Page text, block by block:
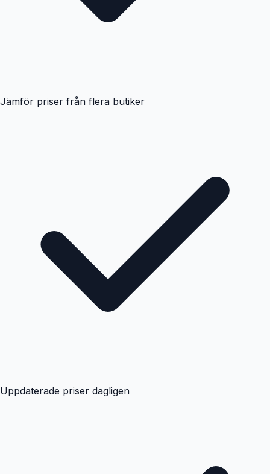
Jämför priser från flera butiker
Uppdaterade priser dagligen